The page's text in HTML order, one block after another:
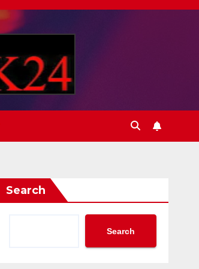
Search
Search